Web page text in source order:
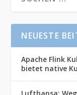
NEUESTE
Apache Flink
bietet native